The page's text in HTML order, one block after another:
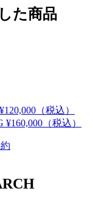
た商品
（税込）
¥160,000（税込）